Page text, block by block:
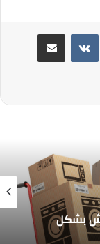
مشاركة عبر البريد
بشكل